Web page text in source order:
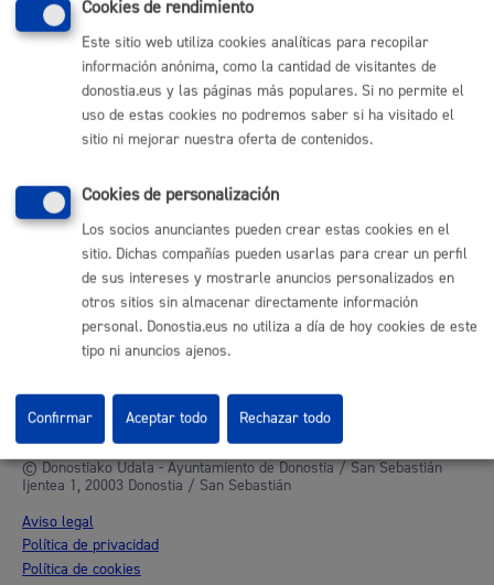
Mapas - GeoDonostia
Sala de prensa
Mapa web
Otras páginas web corporativas
Donostia Kultura
Donostia Turismo
Fomento de San Sebastián
Síguenos en redes sociales
© Donostiako Udala - Ayuntamiento de Donostia / San Sebastián
Ijentea 1, 20003 Donostia / San Sebastián
Aviso legal
Política de privacidad
Política de cookies
Cookies de rendimiento
Este sitio web utiliza cookies analíticas para recopilar
información anónima, como la cantidad de visitantes de
donostia.eus y las páginas más populares. Si no permite el
uso de estas cookies no podremos saber si ha visitado el
sitio ni mejorar nuestra oferta de contenidos.
Cookies de personalización
Los socios anunciantes pueden crear estas cookies en el
sitio. Dichas compañías pueden usarlas para crear un perfil
de sus intereses y mostrarle anuncios personalizados en
otros sitios sin almacenar directamente información
personal. Donostia.eus no utiliza a día de hoy cookies de este
tipo ni anuncios ajenos.
Rechazar todo
Confirmar Aceptar todo